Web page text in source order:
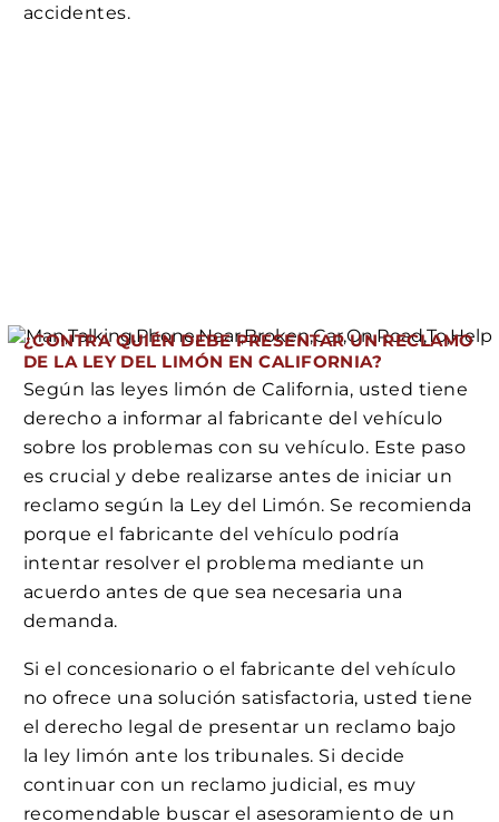
accidentes.
¿CONTRA QUIÉN DEBE PRESENTAR UN RECLAMO
DE LA LEY DEL LIMÓN EN CALIFORNIA?
Según las leyes limón de California, usted tiene
derecho a informar al fabricante del vehículo
sobre los problemas con su vehículo. Este paso
es crucial y debe realizarse antes de iniciar un
reclamo según la Ley del Limón. Se recomienda
porque el fabricante del vehículo podría
intentar resolver el problema mediante un
acuerdo antes de que sea necesaria una
demanda.
Si el concesionario o el fabricante del vehículo
no ofrece una solución satisfactoria, usted tiene
el derecho legal de presentar un reclamo bajo
la ley limón ante los tribunales. Si decide
continuar con un reclamo judicial, es muy
recomendable buscar el asesoramiento de un